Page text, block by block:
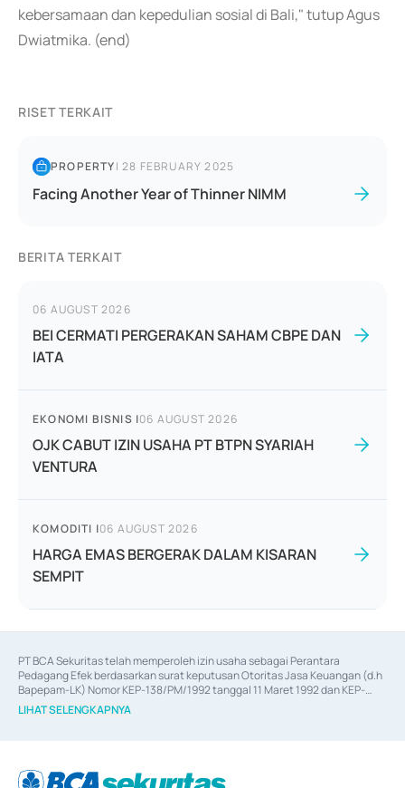
kebersamaan dan kepedulian sosial di Bali," tutup Agus
Dwiatmika. (end)
RISET TERKAIT
PROPERTY|28 FEBRUARY 2025
Facing Another Year of Thinner NIMM
BERITA TERKAIT
06 AUGUST 2026
BEI CERMATI PERGERAKAN SAHAM CBPE DAN
IATA
EKONOMI BISNIS |06 AUGUST 2026
OJK CABUT IZIN USAHA PT BTPN SYARIAH
VENTURA
KOMODITI |06 AUGUST 2026
HARGA EMAS BERGERAK DALAM KISARAN
SEMPIT
PT BCA Sekuritas telah memperoleh izin usaha sebagai Perantara
Pedagang Efek berdasarkan surat keputusan Otoritas Jasa Keuangan (d.h
Bapepam-LK) Nomor KEP-138/PM/1992 tanggal 11 Maret 1992 dan KEP-
06/D.04/2014 tanggal 28 Februari 2014, izin usaha sebagai Penjamin Emisi
Efek berdasarkan surat keputusan Otoritas Jasa Keuangan Nomor KEP-
berdasarkan surat keputusan Otoritas Jasa Keuangan Nomor S-
LIHAT SELENGKAPNYA